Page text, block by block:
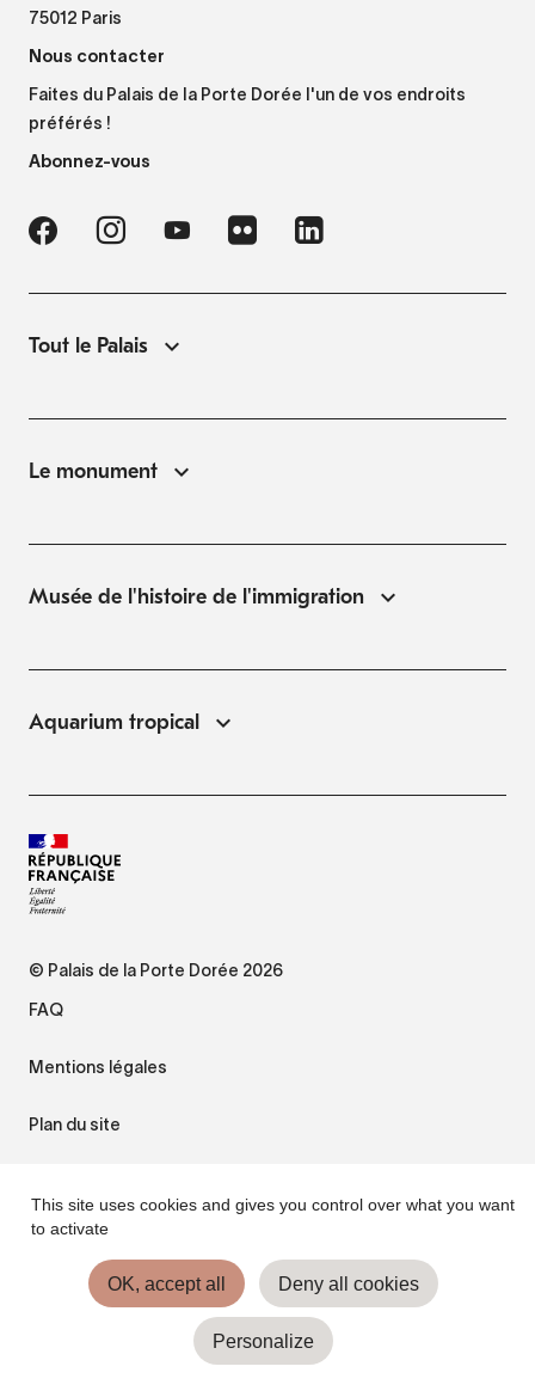
75012 Paris
Nous contacter
Faites du Palais de la Porte Dorée l'un de vos endroits
préférés !
Abonnez-vous
Tout le Palais
Le monument
Musée de l'histoire de l'immigration
Aquarium tropical
© Palais de la Porte Dorée 2026
FAQ
Mentions légales
Plan du site
Gestion des cookies
This site uses cookies and gives you control over what you want
to activate
OK, accept all Deny all cookies
Personalize